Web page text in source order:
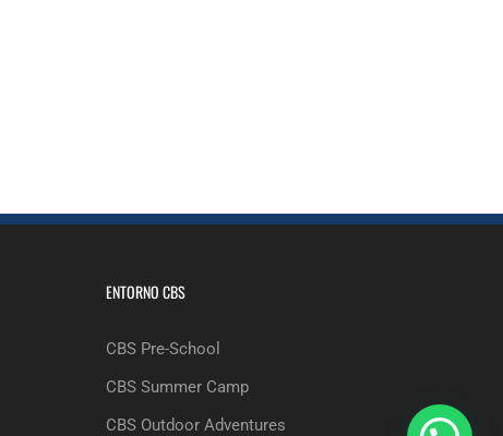
ENTORNO CBS
CBS Pre-School
CBS Summer Camp
CBS Outdoor Adventures